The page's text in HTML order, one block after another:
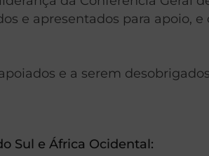
e apresentados para apoio,
e a serem
Sul e África Ocidental: